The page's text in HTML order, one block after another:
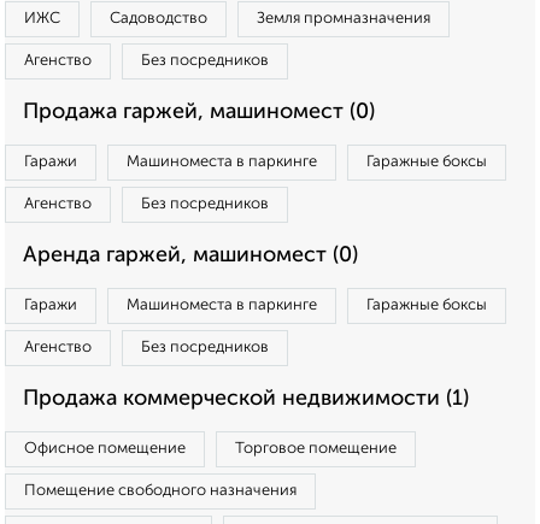
ИЖС Садоводство Земля промназначения
Агенство Без посредников
Продажа гаржей, машиномест (0)
Гаражи Машиноместа в паркинге Гаражные боксы
Агенство Без посредников
Аренда гаржей, машиномест (0)
Гаражи Машиноместа в паркинге Гаражные боксы
Агенство Без посредников
Продажа коммерческой недвижимости (1)
Офисное помещение Торговое помещение
Помещение свободного назначения